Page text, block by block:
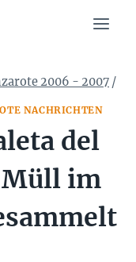
2006 - 2007 /
NACHRICHTEN
del
Müll im